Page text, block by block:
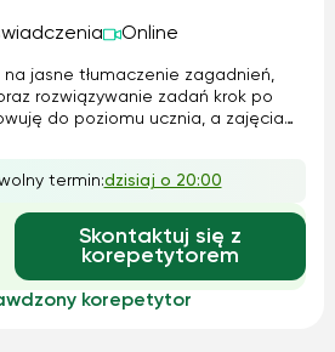
Online
jasne tłumaczenie zagadnień,
rozwiązywanie zadań krok po
do poziomu ucznia, a zajęcia
atmosferze, tak aby nauka była
do kontaktu i
zaj... termin:dzisiaj o 20:00
Skontaktuj się z
korepetytorem
korepetytor